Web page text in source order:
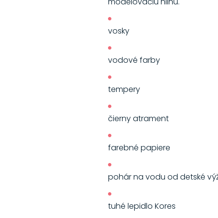
vosky
vodové farby
tempery
čierny atrament
farebné papiere
pohár na vodu od detské
tuhé lepidlo Kores